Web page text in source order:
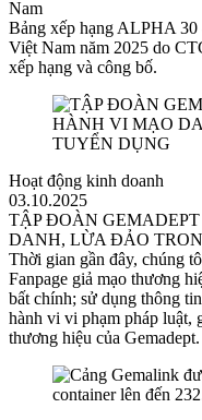
Nam
Bảng xếp hạng ALPHA
Việt Nam năm 2025 do
xếp hạng và công bố.
Hoạt động kinh doanh
03.10.2025
TẬP ĐOÀN
DANH, LỪA ĐẢO
Thời gian gần đây, chúng
Fanpage giả mạo thương
bất chính; sử dụng thông
hành vi vi phạm pháp luật,
thương hiệu của Gemadept.